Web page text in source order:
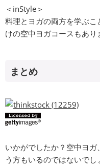
＜inStyle＞
料理とヨガの両方を学ぶ
けの空中ヨガコースもあり
まとめ
いかがでしたか？空中ヨ
う方もいるのではないで